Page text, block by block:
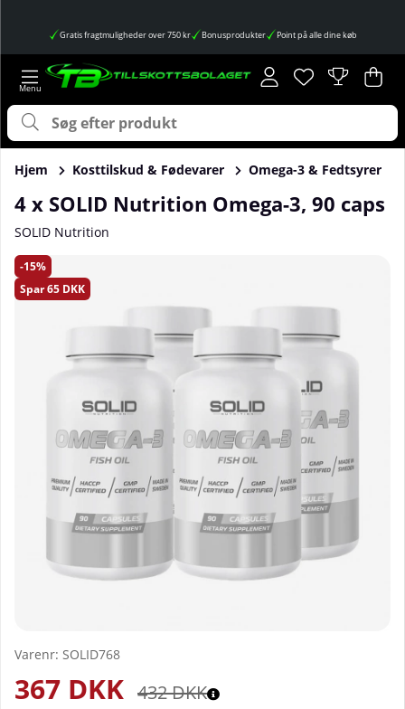
Gratis fragtmuligheder over 750 kr Bonusprodukter Point på alle dine køb
Ønskeliste
Antal på
. .
Hjem Kosttilskud & Fødevarer Omega-3 & Fedtsyrer
4 x SOLID Nutrition Omega-3, 90 caps
SOLID Nutrition
15
Spar65 DKK
Produktbilleder 4 x SOLID Nutrition Omega-3, 90 caps
Varenr: SOLID768
432DKK
367 DKK